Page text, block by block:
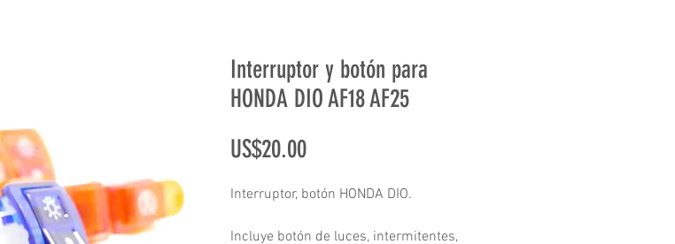
Interruptor y botón para
HONDA DIO AF18 AF25
US$20.00Precio
Interruptor, botón HONDA DIO.
Incluye botón de luces, intermitentes,